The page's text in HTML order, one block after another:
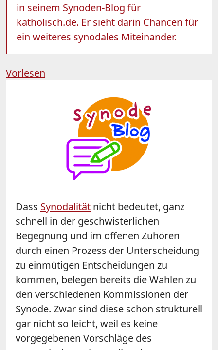
in seinem Synoden-Blog für
katholisch.de. Er sieht darin Chancen für
ein weiteres synodales Miteinander.
Vorlesen
Dass Synodalität nicht bedeutet, ganz
schnell in der geschwisterlichen
Begegnung und im offenen Zuhören
durch einen Prozess der Unterscheidung
zu einmütigen Entscheidungen zu
kommen, belegen bereits die Wahlen zu
den verschiedenen Kommissionen der
Synode. Zwar sind diese schon strukturell
gar nicht so leicht, weil es keine
vorgegebenen Vorschläge des